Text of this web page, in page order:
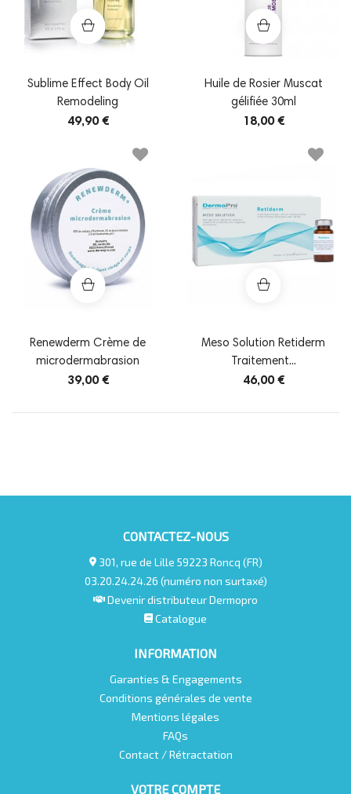
Sublime Effect Body Oil
Remodeling
49,90 €
Huile de Rosier Muscat
gélifiée 30ml
18,00 €
Renewderm Crème de
microdermabrasion
39,00 €
Meso Solution Retiderm
Traitement...
46,00 €
CONTACTEZ-NOUS
301, rue de Lille 59223 Roncq (FR)
03.20.24.24.26 (numéro non surtaxé)
Devenir distributeur Dermopro
Catalogue
INFORMATION
Garanties & Engagements
Conditions générales de vente
Mentions légales
FAQs
Contact / Rétractation
VOTRE COMPTE